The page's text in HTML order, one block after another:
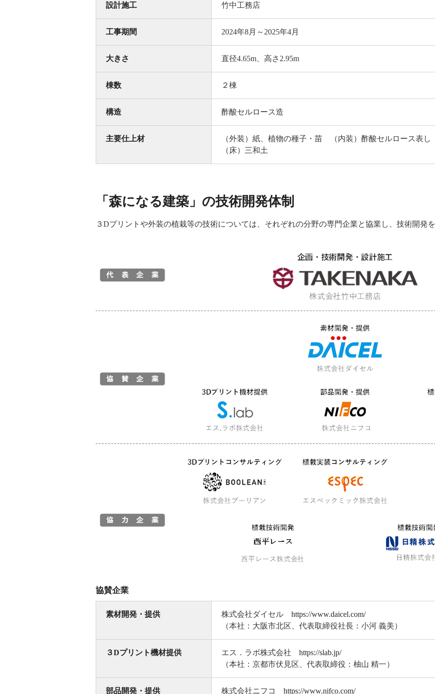
設計施工 竹中工務店
工事期間 2024年8月～2025年4月
大きさ 直径4.65m、高さ2.95m
棟数 ２棟
構造 酢酸セルロース造
主要仕上材
（外装）紙、植物の種子・苗 （内装）酢酸セルロース表し
（床）三和土
「森になる建築」の技術開発体制
３Dプリントや外装の植栽等の技術については、それぞれの分野の専門企業と協業し、技術開発を
協賛企業
素材開発・提供 株式会社ダイセル https://www.daicel.com/
（本社：大阪市北区、代表取締役社長：小河 義美）
３Dプリント機材提供 エス．ラボ株式会社 https://slab.jp/
（本社：京都市伏見区、代表取締役：柚山 精一）
部品開発・提供 株式会社ニフコ https://www.nifco.com/